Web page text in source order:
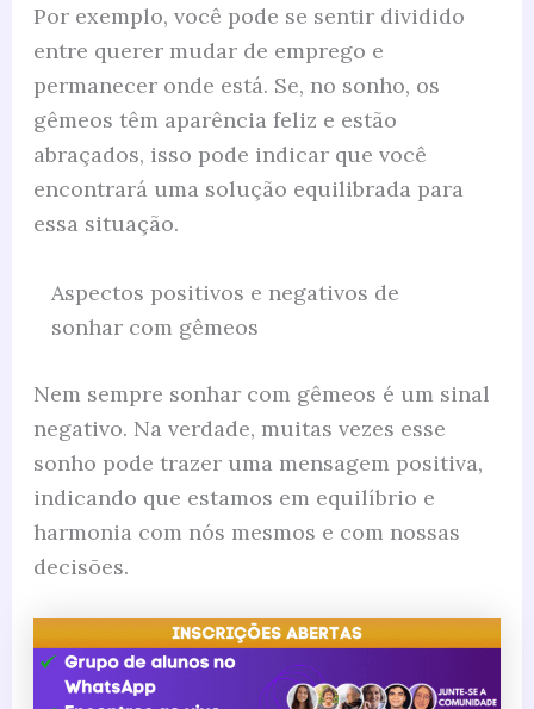
Por exemplo, você pode se sentir dividido
entre querer mudar de emprego e
permanecer onde está. Se, no sonho, os
gêmeos têm aparência feliz e estão
abraçados, isso pode indicar que você
encontrará uma solução equilibrada para
essa situação.
Aspectos positivos e negativos de
sonhar com gêmeos
Nem sempre sonhar com gêmeos é um sinal
negativo. Na verdade, muitas vezes esse
sonho pode trazer uma mensagem positiva,
indicando que estamos em equilíbrio e
harmonia com nós mesmos e com nossas
decisões.